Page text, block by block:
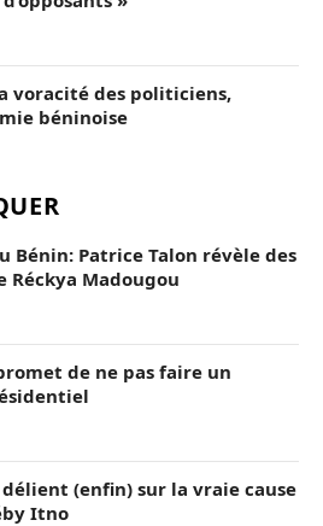
voracité des politiciens,
béninoise
Bénin: Patrice Talon révèle des
Réckya Madougou
de ne pas faire un
délient (enfin) sur la vraie cause
Itno